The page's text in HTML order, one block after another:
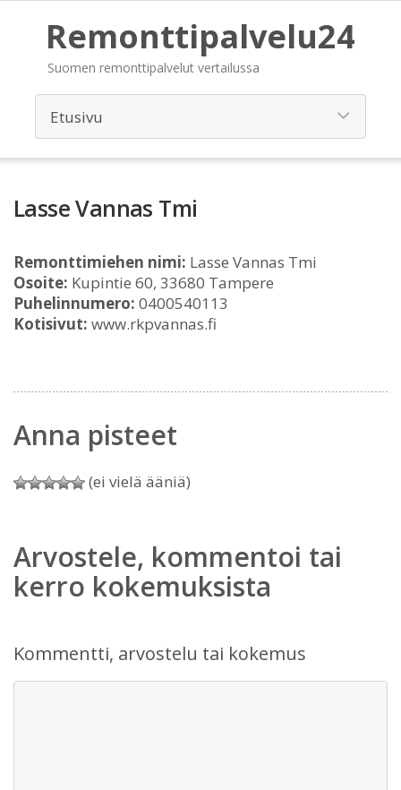
Remonttipalvelu24
Suomen remonttipalvelut vertailussa
Lasse Vannas Tmi
Remonttimiehen nimi: Lasse Vannas Tmi
Osoite: Kupintie 60, 33680 Tampere
Puhelinnumero: 0400540113
Kotisivut: www.rkpvannas.fi
Anna pisteet
(ei vielä ääniä)
Arvostele, kommentoi tai
kerro kokemuksista
Kommentti, arvostelu tai kokemus